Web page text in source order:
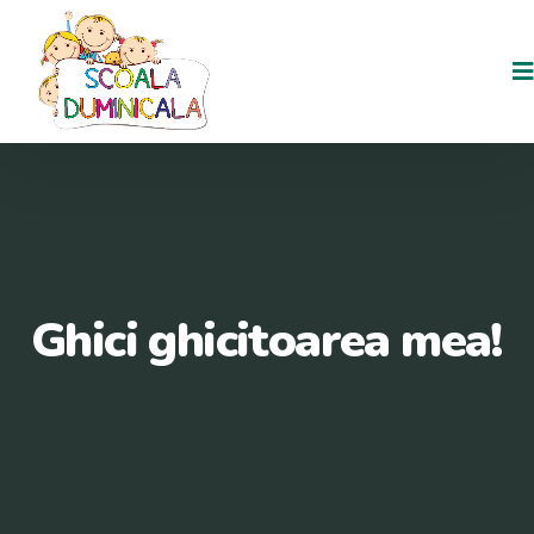
content
Ghici ghicitoarea mea!